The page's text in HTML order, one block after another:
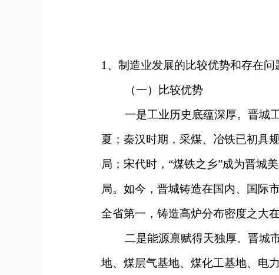
1、 制造业发展的比较优势和存在问
（一）比较优势
一是工业历史底蕴深厚。晋城工
夏；秦汉时期，采煤、冶铁已初具
局；宋代时，“煤铁之乡”成为晋城
局。如今，晋城铸造在国内、国际
全省第一，铸造高炉分布密度之大
二是能源禀赋得天独厚。晋城市
地、煤层气基地、煤化工基地、电